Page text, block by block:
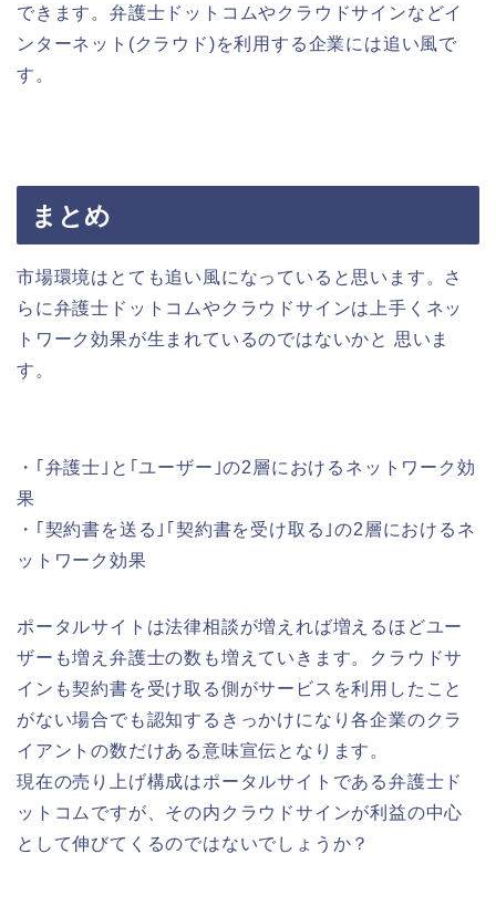
できます。弁護士ドットコムやクラウドサインなどイ
ンターネット(クラウド)を利用する企業には追い風で
す。
まとめ
市場環境はとても追い風になっていると思います。さ
らに弁護士ドットコムやクラウドサインは上手くネッ
トワーク効果が生まれているのではないかと 思いま
す。
・｢弁護士｣と｢ユーザー｣の2層におけるネットワーク効
果
・｢契約書を送る｣｢契約書を受け取る｣の2層におけるネ
ットワーク効果
ポータルサイトは法律相談が増えれば増えるほどユー
ザーも増え弁護士の数も増えていきます。クラウドサ
インも契約書を受け取る側がサービスを利用したこと
がない場合でも認知するきっかけになり各企業のクラ
イアントの数だけある意味宣伝となります。
現在の売り上げ構成はポータルサイトである弁護士ド
ットコムですが、その内クラウドサインが利益の中心
として伸びてくるのではないでしょうか？